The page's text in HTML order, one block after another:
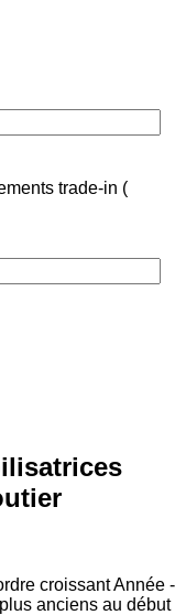
trade-in (
croissantAnnée -
anciens au début